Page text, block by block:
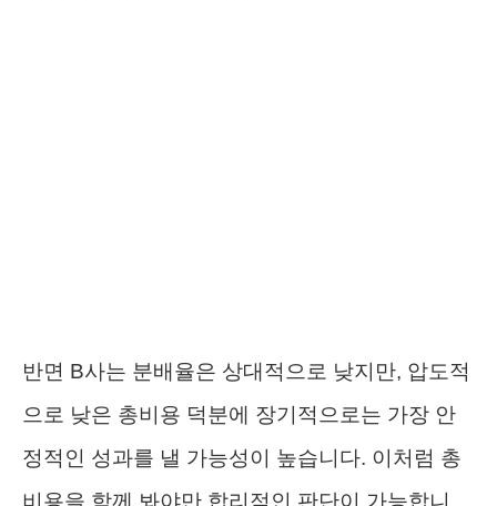
반면 B사는 분배율은 상대적으로 낮지만, 압도적
으로 낮은 총비용 덕분에 장기적으로는 가장 안
정적인 성과를 낼 가능성이 높습니다. 이처럼 총
비용을 함께 봐야만 합리적인 판단이 가능합니